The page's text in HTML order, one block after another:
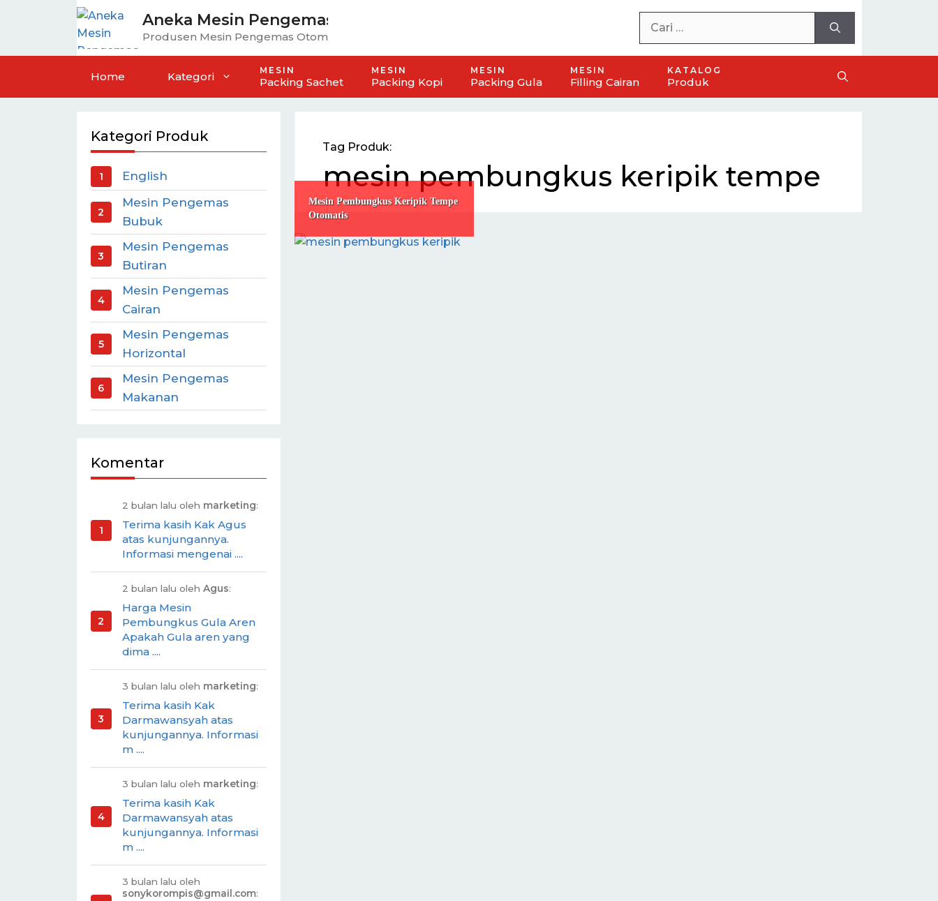
Aneka Mesin Pengemas
Produsen Mesin Pengemas Otomatis
Home Kategori MESIN
Packing Sachet
MESIN
Packing Kopi
MESIN
Packing Gula
MESIN
Filling Cairan
KATALOG
Produk
Tag Produk:
mesin pembungkus keripik tempe
Mesin Pembungkus Keripik Tempe
Otomatis
Kategori Produk
English
Mesin Pengemas
Bubuk
Mesin Pengemas
Butiran
Mesin Pengemas
Cairan
Mesin Pengemas
Horizontal
Mesin Pengemas
Makanan
Komentar
2 bulan lalu oleh marketing:
Terima kasih Kak Agus
atas kunjungannya.
Informasi mengenai ....
2 bulan lalu oleh Agus:
Harga Mesin
Pembungkus Gula Aren
Apakah Gula aren yang
dima ....
3 bulan lalu oleh marketing:
Terima kasih Kak
Darmawansyah atas
kunjungannya. Informasi
m ....
3 bulan lalu oleh marketing:
Terima kasih Kak
Darmawansyah atas
kunjungannya. Informasi
m ....
3 bulan lalu oleh
sonykorompis@gmail.com: